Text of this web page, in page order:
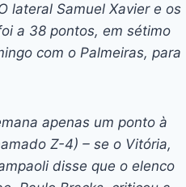
lateral Samuel Xavier e os
a 38 pontos, em sétimo
com o Palmeiras, para
apenas um ponto à
Z-4) – se o Vitória,
disse que o elenco